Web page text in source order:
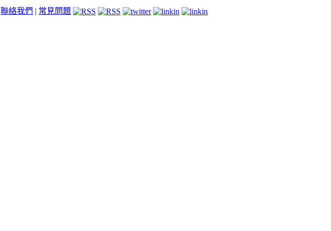
聯絡我們 | 常見問題